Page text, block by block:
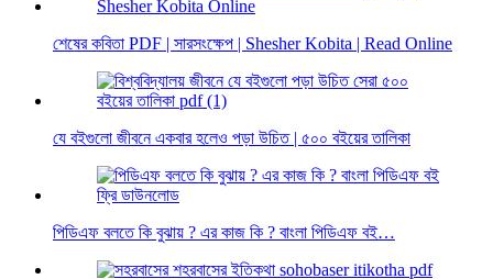
শেষের কবিতা PDF | সারসংক্ষেপ | Shesher Kobita | Read Online
যে বইগুলো জীবনে একবার হলেও পড়া উচিত | ৫০০ বইয়ের তালিকা
পিডিএফ বলতে কি বুঝায় ? এর কাজ কি ? বাংলা পিডিএফ বই…